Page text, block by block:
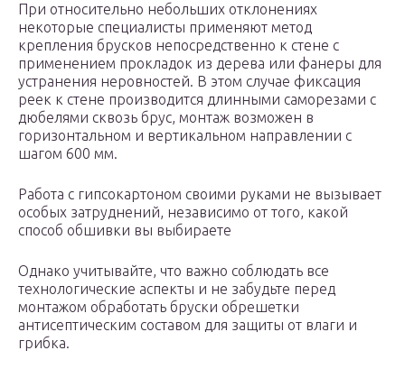
При относительно небольших отклонениях
некоторые специалисты применяют метод
крепления брусков непосредственно к стене с
применением прокладок из дерева или фанеры для
устранения неровностей. В этом случае фиксация
реек к стене производится длинными саморезами с
дюбелями сквозь брус, монтаж возможен в
горизонтальном и вертикальном направлении с
шагом 600 мм.
Работа с гипсокартоном своими руками не вызывает
особых затруднений, независимо от того, какой
способ обшивки вы выбираете
Однако учитывайте, что важно соблюдать все
технологические аспекты и не забудьте перед
монтажом обработать бруски обрешетки
антисептическим составом для защиты от влаги и
грибка.